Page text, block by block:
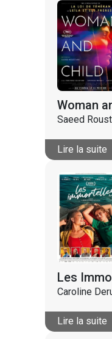
Lire la suite
Lire la suite